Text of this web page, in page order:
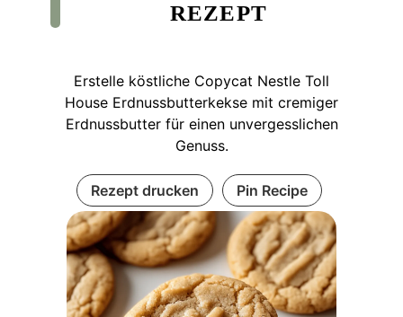
REZEPT
Erstelle köstliche Copycat Nestle Toll
House Erdnussbutterkekse mit cremiger
Erdnussbutter für einen unvergesslichen
Genuss.
Rezept drucken Pin Recipe